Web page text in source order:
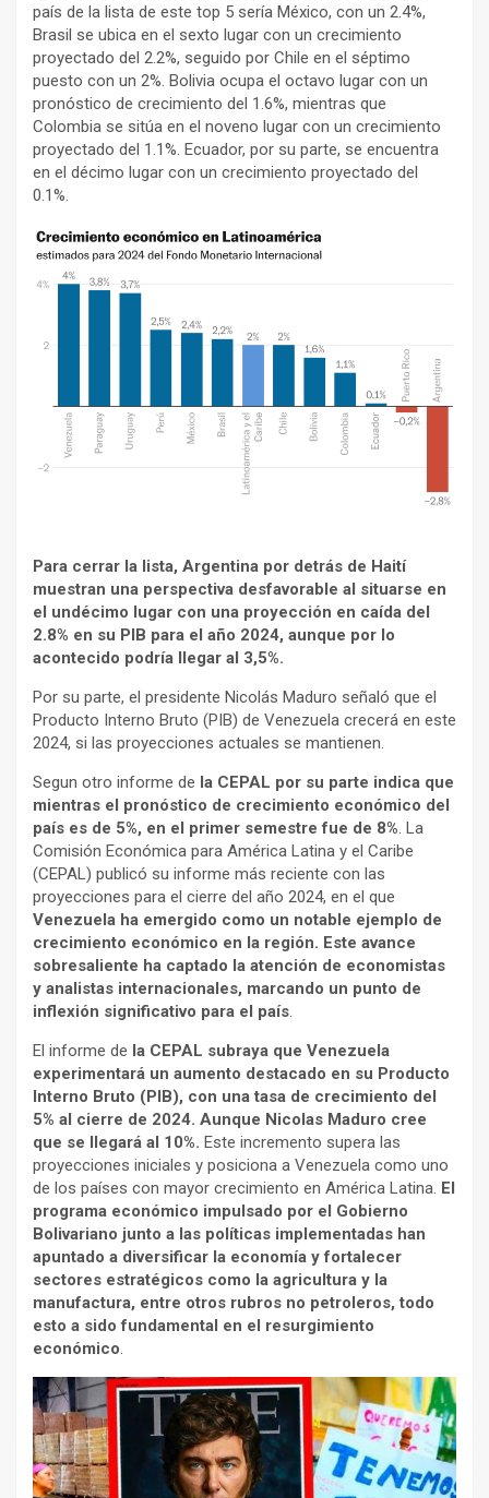
país de la lista de este top 5 sería México, con un 2.4%,
Brasil se ubica en el sexto lugar con un crecimiento
proyectado del 2.2%, seguido por Chile en el séptimo
puesto con un 2%. Bolivia ocupa el octavo lugar con un
pronóstico de crecimiento del 1.6%, mientras que
Colombia se sitúa en el noveno lugar con un crecimiento
proyectado del 1.1%. Ecuador, por su parte, se encuentra
en el décimo lugar con un crecimiento proyectado del
0.1%.
Para cerrar la lista, Argentina por detrás de Haití
muestran una perspectiva desfavorable al situarse en
el undécimo lugar con una proyección en caída del
2.8% en su PIB para el año 2024, aunque por lo
acontecido podría llegar al 3,5%.
Por su parte, el presidente Nicolás Maduro señaló que el
Producto Interno Bruto (PIB) de Venezuela crecerá en este
2024, si las proyecciones actuales se mantienen.
Segun otro informe de la CEPAL por su parte indica que
mientras el pronóstico de crecimiento económico del
país es de 5%, en el primer semestre fue de 8%. La
Comisión Económica para América Latina y el Caribe
(CEPAL) publicó su informe más reciente con las
proyecciones para el cierre del año 2024, en el que
Venezuela ha emergido como un notable ejemplo de
crecimiento económico en la región. Este avance
sobresaliente ha captado la atención de economistas
y analistas internacionales, marcando un punto de
inflexión significativo para el país.
El informe de la CEPAL subraya que Venezuela
experimentará un aumento destacado en su Producto
Interno Bruto (PIB), con una tasa de crecimiento del
5% al cierre de 2024. Aunque Nicolas Maduro cree
que se llegará al 10%. Este incremento supera las
proyecciones iniciales y posiciona a Venezuela como uno
de los países con mayor crecimiento en América Latina. El
programa económico impulsado por el Gobierno
Bolivariano junto a las políticas implementadas han
apuntado a diversificar la economía y fortalecer
sectores estratégicos como la agricultura y la
manufactura, entre otros rubros no petroleros, todo
esto a sido fundamental en el resurgimiento
económico.